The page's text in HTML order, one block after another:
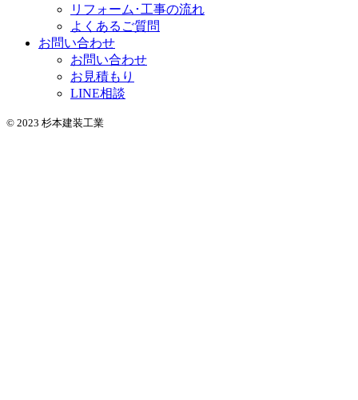
リフォーム･工事の流れ
よくあるご質問
お問い合わせ
お問い合わせ
お見積もり
LINE相談
© 2023 杉本建装工業